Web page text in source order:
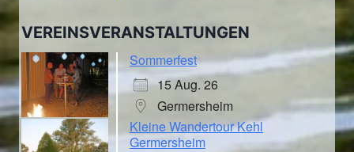
VEREINSVERANSTALTUNGEN
Sommerfest
15 Aug. 26
Germersheim
Kleine Wandertour Kehl
Germersheim